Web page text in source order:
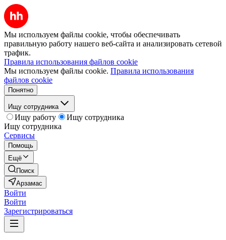
Мы используем файлы cookie, чтобы обеспечивать
правильную работу нашего веб-сайта и анализировать сетевой
трафик.
Правила использования файлов cookie
Мы используем файлы cookie. Правила использования
файлов cookie
Понятно
Ищу сотрудника
Ищу работу
Ищу сотрудника
Ищу сотрудника
Сервисы
Помощь
Ещё
Поиск
Арзамас
Войти
Войти
Зарегистрироваться